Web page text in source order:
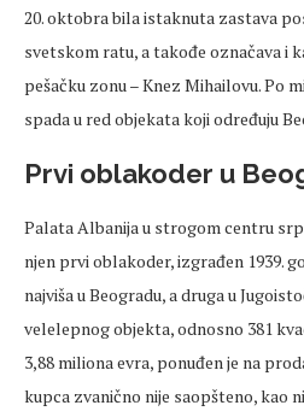
20. oktobra bila istaknuta zastava
svetskom ratu, a takođe označava i
pešačku zonu – Knez Mihailovu. Po
spada u red objekata koji određuju
Prvi oblakoder u
Palata Albanija u strogom centru
njen prvi oblakoder, izgrađen 1939.
najviša u Beogradu, a druga u
velelepnog objekta, odnosno 381
3,88 miliona evra, ponuđen je na
kupca zvanično nije saopšteno, kao